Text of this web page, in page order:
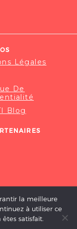
Légales
De
Blog
la meilleure
à utiliser ce
êtes satisfait.